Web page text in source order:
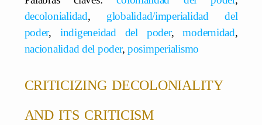
decolonialidad, globalidad/imperialidad del
poder, indigeneidad del poder,modernidad,
nacionalidad del poder,posimperialismo
criticizing decoloniality
and its criticism